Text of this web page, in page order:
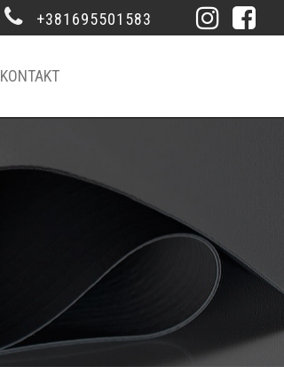
+381695501583
KONTAKT